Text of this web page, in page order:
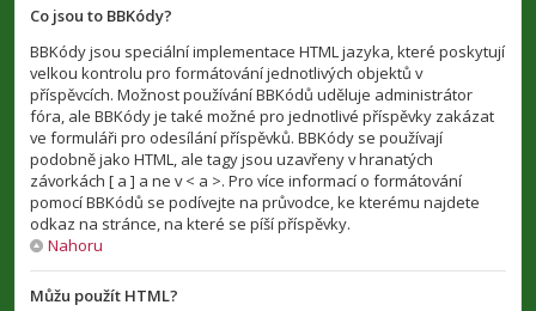
Co jsou to BBKódy?
BBKódy jsou speciální implementace HTML jazyka, které poskytují
velkou kontrolu pro formátování jednotlivých objektů v
příspěvcích. Možnost používání BBKódů uděluje administrátor
fóra, ale BBKódy je také možné pro jednotlivé příspěvky zakázat
ve formuláři pro odesílání příspěvků. BBKódy se používají
podobně jako HTML, ale tagy jsou uzavřeny v hranatých
závorkách [ a ] a ne v < a >. Pro více informací o formátování
pomocí BBKódů se podívejte na průvodce, ke kterému najdete
odkaz na stránce, na které se píší příspěvky.
Nahoru
Můžu použít HTML?